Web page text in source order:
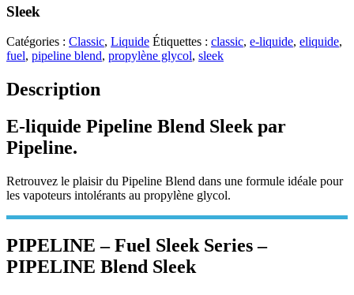
Sleek
Catégories : Classic, Liquide Étiquettes : classic, e-liquide, eliquide,
fuel, pipeline blend, propylène glycol, sleek
Description
E-liquide Pipeline Blend Sleek par
Pipeline.
Retrouvez le plaisir du Pipeline Blend dans une formule idéale pour
les vapoteurs intolérants au propylène glycol.
PIPELINE – Fuel Sleek Series –
PIPELINE Blend Sleek